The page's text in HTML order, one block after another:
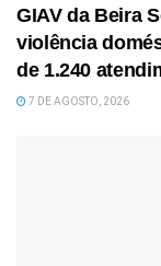
GIAV da Beira
violência
de 1.240
7 DE AGOSTO, 2026